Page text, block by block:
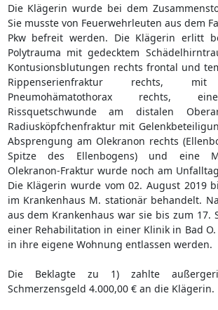
Die Klägerin wurde bei dem
Sie musste von Feuerwehrleuten aus dem
Pkw befreit werden. Die Klägerin erlitt
Polytrauma mit gedecktem
Kontusionsblutungen rechts frontal und
Rippenserienfraktur rechts, mit
Pneumohämatothorax rechts,
Rissquetschwunde am distalen
Radiusköpfchenfraktur mit
Absprengung am Olekranon rechts
Spitze des Ellenbogens) und eine
Olekranon-Fraktur wurde noch am
Die Klägerin wurde vom 02. August 2019
im Krankenhaus M. stationär behandelt.
aus dem Krankenhaus war sie bis zum 17.
einer Rehabilitation in einer Klinik in Bad
in ihre eigene Wohnung entlassen werden.
Die Beklagte zu 1) zahlte
Schmerzensgeld 4.000,00 € an die Klägerin.